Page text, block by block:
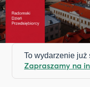
To wydarzenie już
Zapraszamy na